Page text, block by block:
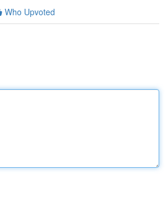
Who Upvoted